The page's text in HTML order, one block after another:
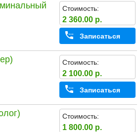
Стоимость:
2 360.00 р.
Записаться
Стоимость:
2 100.00 р.
Записаться
Стоимость:
1 800.00 р.